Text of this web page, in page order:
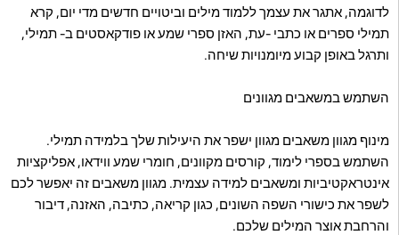
לדוגמה, אתגר את עצמך ללמוד מילים וביטויים חדשים מדי יום, קרא
תמילי ספרים או כתבי -עת, האזן ספרי שמע או פודקאסטים ב- תמילי,
ותרגל באופן קבוע מיומנויות שיחה.
השתמש במשאבים מגוונים
מינוף מגוון משאבים מגוון ישפר את היעילות שלך בלמידה תמילי.
השתמש בספרי לימוד, קורסים מקוונים, חומרי שמע ווידאו, אפליקציות
אינטראקטיביות ומשאבים למידה עצמית. מגוון משאבים זה יאפשר לכם
לשפר את כישורי השפה השונים, כגון קריאה, כתיבה, האזנה, דיבור
והרחבת אוצר המילים שלכם.